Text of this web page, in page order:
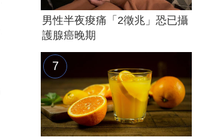
男性半夜痠痛「2徵兆」恐已攝
護腺癌晚期